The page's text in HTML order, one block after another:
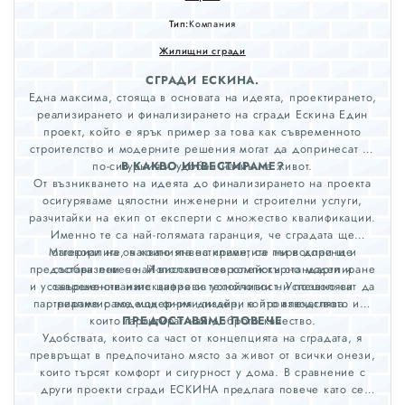
Тип:Компания
Жилищни сгради
СГРАДИ ЕСКИНА.
Eдна максима, стояща в основата на идеята, проектирането,
реализирането и финализирането на сгради Ескина Един
проект, който е ярък пример за това как съвременното
строителство и модерните решения могат да допринесат за
по-сигурния и удобен начин на живот.
В КАКВО ИНВЕСТИРАМЕ?
От възникването на идеята до финализирането на проекта
осигуряваме цялостни инженерни и строителни услуги,
разчитайки на екип от експерти с множество квалификации.
Именно те са най-голямата гаранция, че сградата ще
отговори на очакванията на клиентите ни и дори ще
предостави повече. Използваното компютърно моделиране
и усъвършенстваните цифрови технологии ни позволяват да
реализираме модерния дизайн, който впечатлява.
Материалите, в които инвестираме, са първокласни и
съобразени с най-високите европейски стандарти и
съвременни изисквания за устойчивост. Успешно си
партнираме с водещи фирми-лидери в производството им,
които гарантират най-доброто качество.
ПРЕДОСТАВЯМЕ ПОВЕЧЕ
Удобствата, които са част от концепцията на сградата, я
превръщат в предпочитано място за живот от всички онези,
които търсят комфорт и сигурност у дома. В сравнение с
други проекти сгради ЕСКИНА предлага повече като се